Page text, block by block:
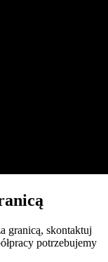
granicą, skontaktuj
potrzebujemy